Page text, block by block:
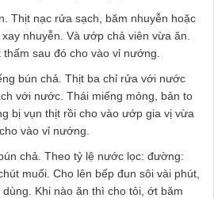
Thịt nạc rửa sạch, băm nhuyễn hoặc
nhuyễn. Và ướp chả viên vừa ăn.
sau đó cho vào vỉ nướng.
bún chả. Thịt ba chỉ rửa với nước
với nước. Thái miếng mỏng, bản to
bị vụn thịt rồi cho vào ướp gia vị vừa
vào vỉ nướng.
chả. Theo tỷ lệ nước lọc: đường:
muối. Cho lên bếp đun sôi vài phút,
Khi nào ăn thì cho tỏi, ớt băm